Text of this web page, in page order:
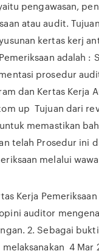
pengawasan,
atau audit.
kertas kerj
adalah :
prosedur
dan Kertas Kerja
up Tujuan dari
memastikan
telah Prosedur ini
melalui
Kerja Pemeriksaan
auditor
2. Sebagai
4 Mar